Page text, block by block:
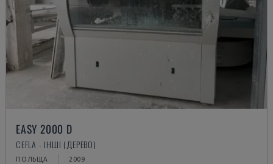
EASY 2000 D
CEFLA - ІНШІ (ДЕРЕВО)
ПОЛЬЩА 2009